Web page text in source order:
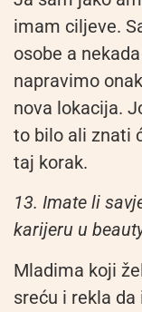
imam ciljeve.
osobe a
napravimo
nova lokacija.
to bilo ali znati
taj korak.
13. Imate li
karijeru u
Mladima koji
sreću i rekla